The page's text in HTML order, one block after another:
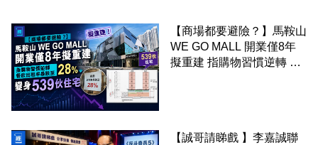
【商場都要避險？】馬鞍山
WE GO MALL 開業僅8年
擬重建 指購物習慣逆轉 餐
【誠哥請睇戲 】李嘉誠聯